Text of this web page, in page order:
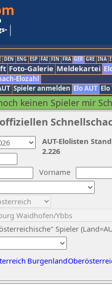
DEN ENG ESP FAI FIN FRA GER GRE INA
Foto-Galerie Meldekartei
Elozahl
Spieler anmelden Elo AUT
keinen Spieler mir
Vorname
Spieler
Burgenland
AUT-Elolisten
2.226